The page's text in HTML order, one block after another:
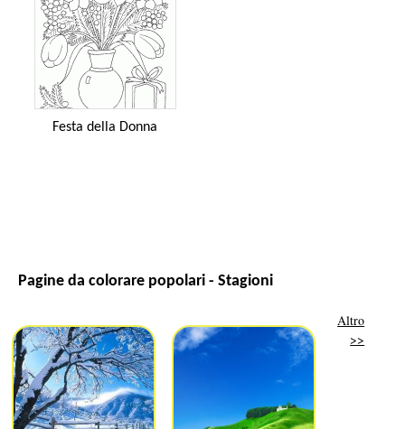
Festa della Donna
Pagine da colorare popolari - Stagioni
Altro
>>